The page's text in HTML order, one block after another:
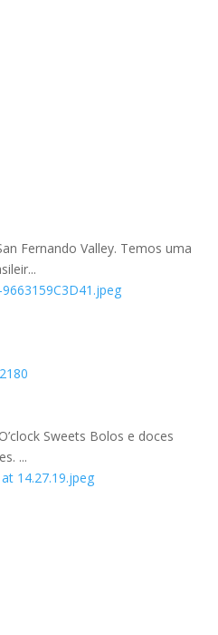
Fernando Valley. Temos uma
Sweets Bolos e doces
...